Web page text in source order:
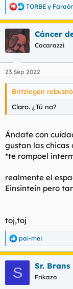
R
e
a
c
i
e
s
TORBE y
Cáncer
Cacarazzi
23 Sep 2022
Britzingen
Claro. ¿Tú no?
Ándate con
gustan las chicas
*te rompoel
realmente el
Einsintein pero
toj,toj
R
e
a
pai-mei
S Sr. Brans
Frikazo